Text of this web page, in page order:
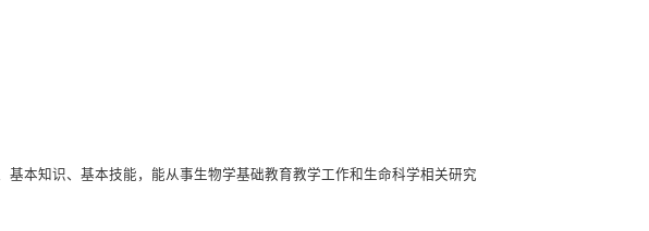
本知识、基本技能，能从事生物学基础教育教学工作和生命科学相关研究